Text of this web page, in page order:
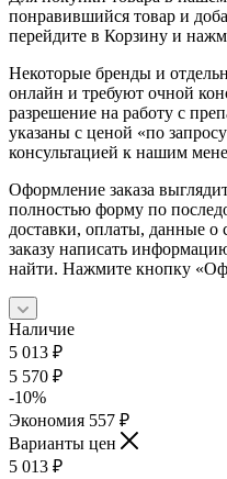
понравившийся товар и
перейдите в Корзину и
Некоторые бренды и
онлайн и требуют очной
разрешение на работу с
указаны с ценой «по
консультацией к нашим
Оформление заказа
полностью форму по
доставки, оплаты, данные о
заказу написать
найти. Нажмите кнопку
Наличие
5 013 ₽
5 570 ₽
-10%
Экономия 557 ₽
Варианты цен
5 013 ₽